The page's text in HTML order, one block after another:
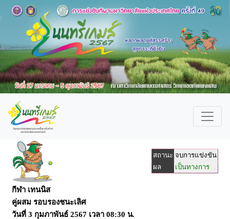
สถานะ จบการแข่งขัน
ผล
เป็นทางการ
กีฬา เทนนิส
คู่ผสม รอบรองชนะเลิศ
วันที่ 3 กุมภาพันธ์ 2567 เวลา 08:30 น.